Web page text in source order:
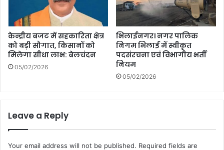
केन्द्रीय बजट में सहकारिता क्षेत्र
को बड़ी सौगात, किसानों को
मिलेगा सीधा लाभ: बेलचंदन
05/02/2026
भिलाईनगर। नगर पालिक
निगम भिलाई में स्वीकृत
पदसंरचना एवं विभागीय भर्ती
नियम
05/02/2026
Leave a Reply
Your email address will not be published. Required fields are